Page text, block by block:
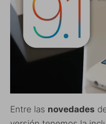
Entre las novedades